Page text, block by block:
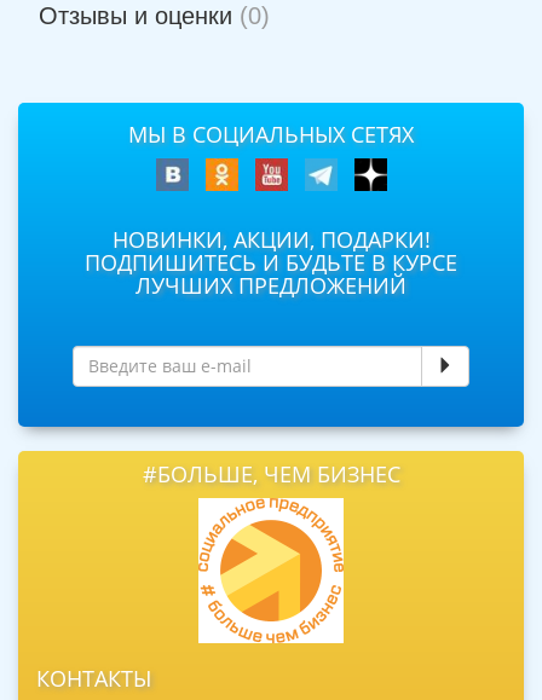
Отзывы и оценки (0)
МЫ В СОЦИАЛЬНЫХ СЕТЯХ
НОВИНКИ, АКЦИИ, ПОДАРКИ!
ПОДПИШИТЕСЬ И БУДЬТЕ В КУРСЕ
ЛУЧШИХ ПРЕДЛОЖЕНИЙ
#БОЛЬШЕ, ЧЕМ БИЗНЕС
КОНТАКТЫ